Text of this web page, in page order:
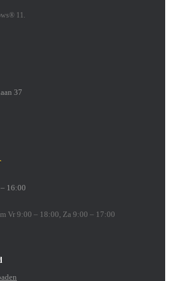
11.
37
16:00
Vr 9:00 – 18:00, Za 9:00 – 17:00